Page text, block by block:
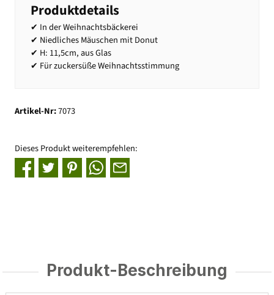
Produktdetails
✔ In der Weihnachtsbäckerei
✔ Niedliches Mäuschen mit Donut
✔ H: 11,5cm, aus Glas
✔ Für zuckersüße Weihnachtsstimmung
Artikel-Nr:7073
Dieses Produkt weiterempfehlen:
Produkt-Beschreibung